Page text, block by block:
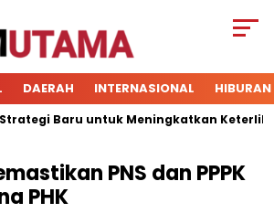
DAERAH INTERNASIONAL HIBURAN
Baru untuk Meningkatkan Keterlibatan
PNS dan PPPK
PHK